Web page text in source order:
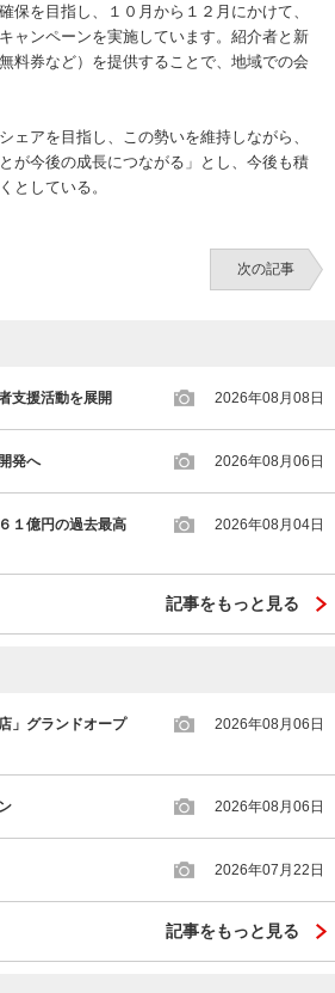
を目指し、１０月から１２月にかけて、
ャンペーンを実施しています。紹介者と新
料券など）を提供することで、地域での会
アを目指し、この勢いを維持しながら、
が今後の成長につながる」とし、今後も積
としている。
次の記事
支援活動を展開 2026年08月08日
発へ 2026年08月06日
１億円の過去最高
2026年08月04日
記事をもっと見る
」グランドオープ
2026年08月06日
2026年08月06日
2026年07月22日
記事をもっと見る